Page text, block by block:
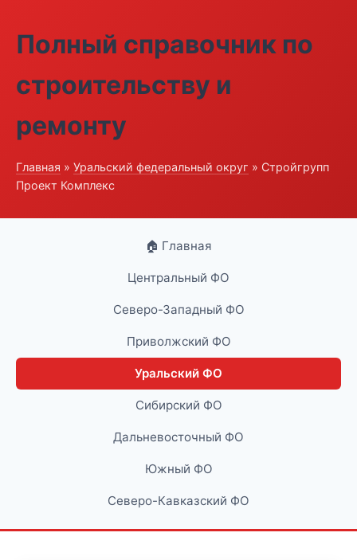
Полный справочник по
строительству и
ремонту
Главная » Уральский федеральный округ » Стройгрупп
Проект Комплекс
🏠 Главная
Центральный ФО
Северо-Западный ФО
Приволжский ФО
Уральский ФО
Сибирский ФО
Дальневосточный ФО
Южный ФО
Северо-Кавказский ФО